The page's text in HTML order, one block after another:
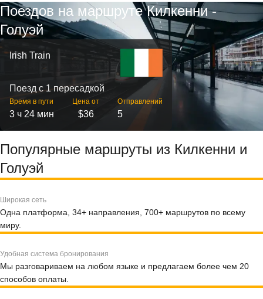
Поездов на маршруте Килкенни -
Голуэй
Irish Train
Поезд с 1 пересадкой
Время в пути
3 ч 24 мин
Цена от
$36
Отправлений
5
Популярные маршруты из Килкенни и
Голуэй
Широкая сеть
Одна платформа, 34+ направления, 700+ маршрутов по всему
миру.
Удобная система бронирования
Мы разговариваем на любом языке и предлагаем более чем 20
способов оплаты.